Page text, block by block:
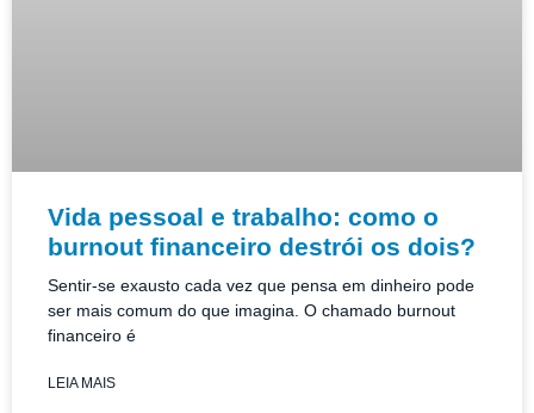
Vida pessoal e trabalho: como o
burnout financeiro destrói os dois?
Sentir-se exausto cada vez que pensa em dinheiro pode
ser mais comum do que imagina. O chamado burnout
financeiro é
LEIA MAIS